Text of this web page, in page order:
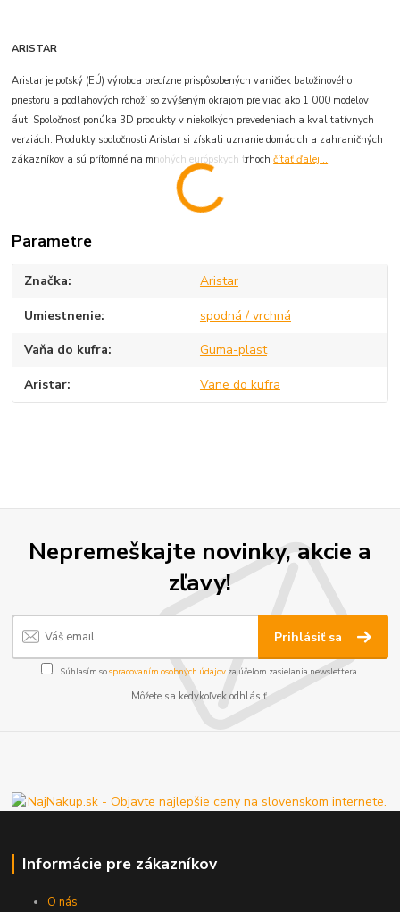
ARISTAR
Aristar je poľský (EÚ) výrobca precízne prispôsobených vaničiek batožinového
priestoru a podlahových rohoží so zvýšeným okrajom pre viac ako 1 000 modelov
áut. Spoločnosť ponúka 3D produkty v niekoľkých prevedeniach a kvalitatívnych
verziách. Produkty spoločnosti Aristar si získali uznanie domácich a zahraničných
zákazníkov a sú prítomné na mnohých európskych trhochčítať ďalej...
Parametre
Značka Aristar
Umiestnenie spodná / vrchná
Vaňa do kufra Guma-plast
Aristar Vane do kufra
Nepremeškajte novinky, akcie a
zľavy!
Prihlásiť sa
Súhlasím sospracovaním osobných údajov za účelom zasielania newslettera.
Môžete sa kedykoľvek odhlásiť.
Informácie pre zákazníkov
O nás